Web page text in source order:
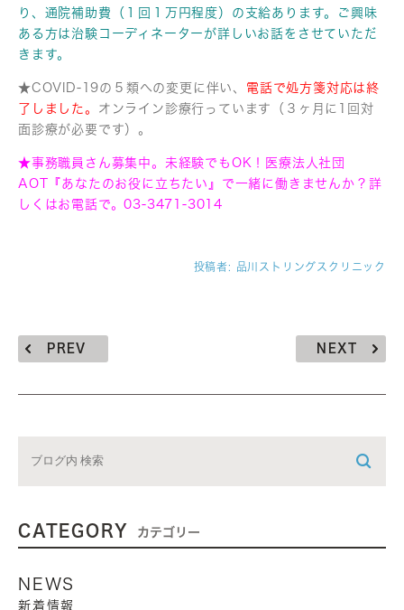
り、通院補助費（１回１万円程度）の支給あります。ご興味
ある方は治験コーディネーターが詳しいお話をさせていただ
きます。
★COVID-19の５類への変更に伴い、 電話で処方箋対応は終
了しました。 オンライン診療行っています（３ヶ月に1回対
面診療が必要です）。
★事務職員さん募集中。未経験でもOK！医療法人社団
AOT『あなたのお役に立ちたい』で一緒に働きませんか？詳
しくはお電話で。03-3471-3014
投稿者: 品川ストリングスクリニック
PREV NEXT
CATEGORY カテゴリー
NEWS
新着情報